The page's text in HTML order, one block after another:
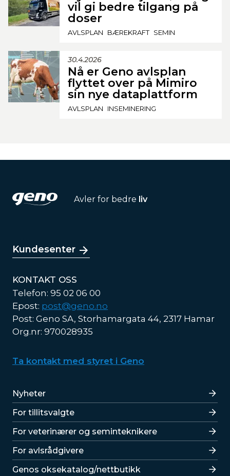
vil gi bedre tilgang på
doser
AVLSPLAN BÆREKRAFT SEMIN
30.4.2026
Nå er Geno avlsplan
flyttet over på Mimiro
sin nye dataplattform
AVLSPLAN INSEMINERING
Avler for bedre liv
Kundesenter
KONTAKT OSS
Telefon: 95 02 06 00
Epost: post@geno.no
Post: Geno SA, Storhamargata 44, 2317 Hamar
Org.nr: 970028935
Ta kontakt med styret i Geno
Lenker
Nyheter
For tillitsvalgte
For veterinærer og seminteknikere
For avlsrådgivere
Lenker
Genos oksekatalog/nettbutikk